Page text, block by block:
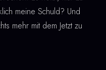
meine Schuld? Und
mehr mit dem Jetzt zu